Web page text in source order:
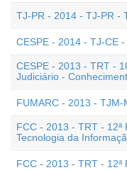
TJ-PR - 2014 - TJ-PR -
CESPE - 2014 - TJ-CE
CESPE - 2013 - TRT -
Judiciário -
FUMARC - 2013 -
FCC - 2013 - TRT -
Tecnologia da
FCC - 2013 - TRT -